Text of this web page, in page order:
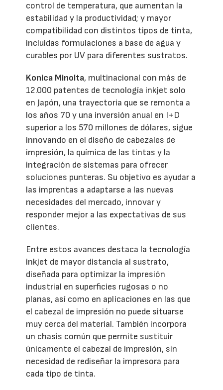
control de temperatura, que aumentan la
estabilidad y la productividad; y mayor
compatibilidad con distintos tipos de tinta,
incluidas formulaciones a base de agua y
curables por UV para diferentes sustratos.
Konica Minolta, multinacional con más de
12.000 patentes de tecnología inkjet solo
en Japón, una trayectoria que se remonta a
los años 70 y una inversión anual en I+D
superior a los 570 millones de dólares, sigue
innovando en el diseño de cabezales de
impresión, la química de las tintas y la
integración de sistemas para ofrecer
soluciones punteras. Su objetivo es ayudar a
las imprentas a adaptarse a las nuevas
necesidades del mercado, innovar y
responder mejor a las expectativas de sus
clientes.
Entre estos avances destaca la tecnología
inkjet de mayor distancia al sustrato,
diseñada para optimizar la impresión
industrial en superficies rugosas o no
planas, así como en aplicaciones en las que
el cabezal de impresión no puede situarse
muy cerca del material. También incorpora
un chasis común que permite sustituir
únicamente el cabezal de impresión, sin
necesidad de rediseñar la impresora para
cada tipo de tinta.